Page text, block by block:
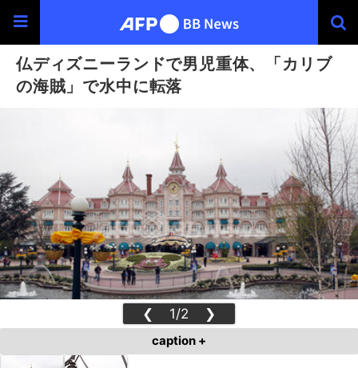
仏ディズニーランドで男児重体、「カリブ
の海賊」で水中に転落
❮ 1/2 ❯
caption +